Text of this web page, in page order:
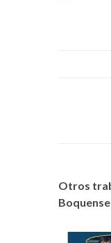
Otros